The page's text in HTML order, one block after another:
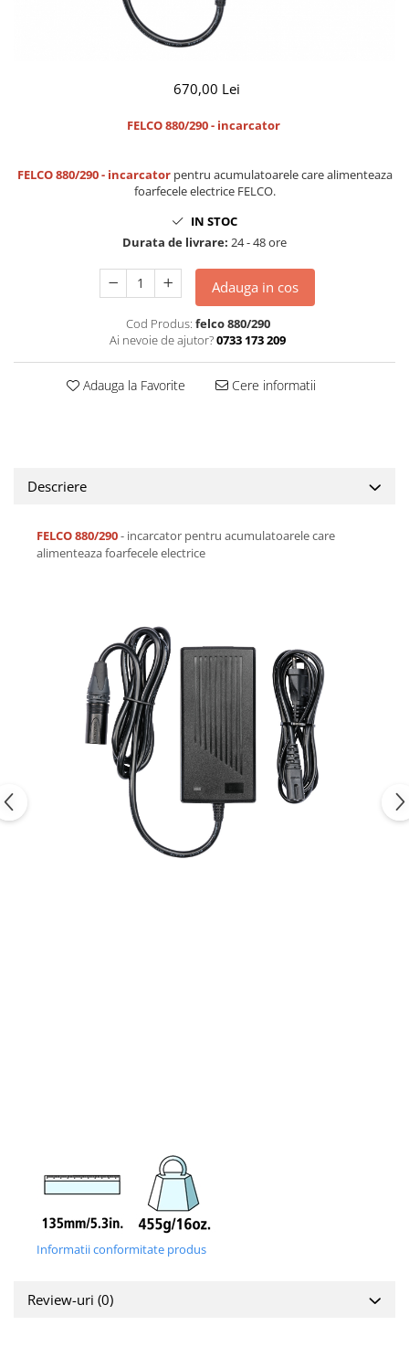
CUTITE PENTRU ALTOIT
670,00 Lei
FELCO 880/290 - incarcator
FELCO 880/290 - incarcatorpentru acumulatoarele care alimenteaza
foarfecele electrice FELCO.
IN STOC
Durata de livrare: 24 - 48 ore
Adauga in cos
Cod Produs: felco 880/290
Ai nevoie de ajutor?0733 173 209
Adauga la Favorite Cere informatii
Descriere
FELCO 880/290- incarcator pentru acumulatoarele care
alimenteaza foarfecele electrice
Informatii conformitate produs
Review-uri (0)